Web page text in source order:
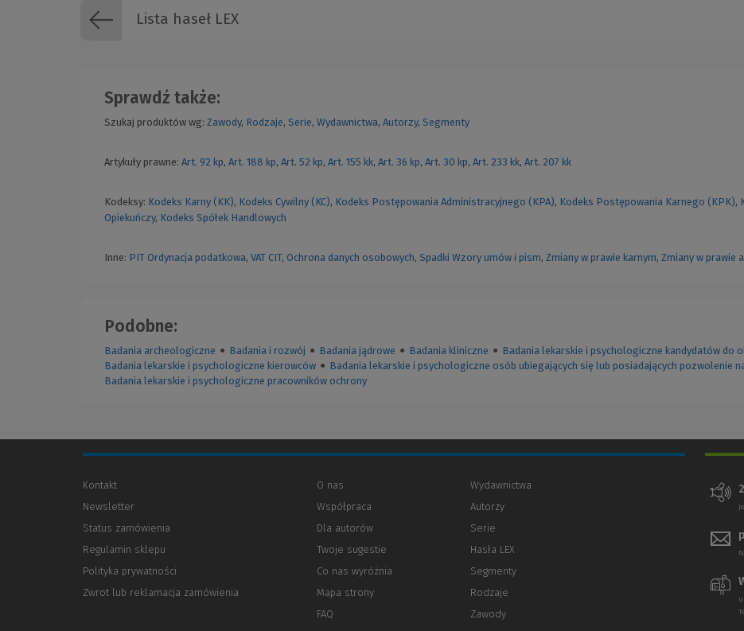
Lista haseł LEX
Sprawdź także:
Szukaj produktów wg: Zawody, Rodzaje, Serie, Wydawnictwa, Autorzy, Segmenty
Artykuły prawne: Art. 92 kp, Art. 188 kp, Art. 52 kp, Art. 155 kk, Art. 36 kp, Art. 30 kp, Art. 233 kk, Art. 207 kk
Kodeksy: Kodeks Karny (KK), Kodeks Cywilny (KC), Kodeks Postępowania Administracyjnego (KPA), Kodeks Postępowania Karnego (KPK),
Opiekuńczy, Kodeks Spółek Handlowych
Inne: PIT Ordynacja podatkowa, VAT CIT, Ochrona danych osobowych, Spadki Wzory umów i pism, Zmiany w prawie karnym, Zmiany w prawie
Podobne:
Badania archeologiczne ● Badania i rozwój ● Badania jądrowe ● Badania kliniczne ● Badania lekarskie i psychologiczne kandydatów do
Badania lekarskie i psychologiczne kierowców ● Badania lekarskie i psychologiczne osób ubiegających się lub posiadających pozwolenie
Badania lekarskie i psychologiczne pracowników ochrony
Kontakt
Newsletter
Status zamówienia
Regulamin sklepu
Polityka prywatności
innej
Zwrot lub reklamacja zamówienia
O nas
Współpraca
Dla autorów
innej
strony)
Twoje sugestie
Co nas wyróżnia
Mapa strony
FAQ
Wydawnictwa
Autorzy
Serie
Hasła LEX
Segmenty
Rodzaje
Zawody